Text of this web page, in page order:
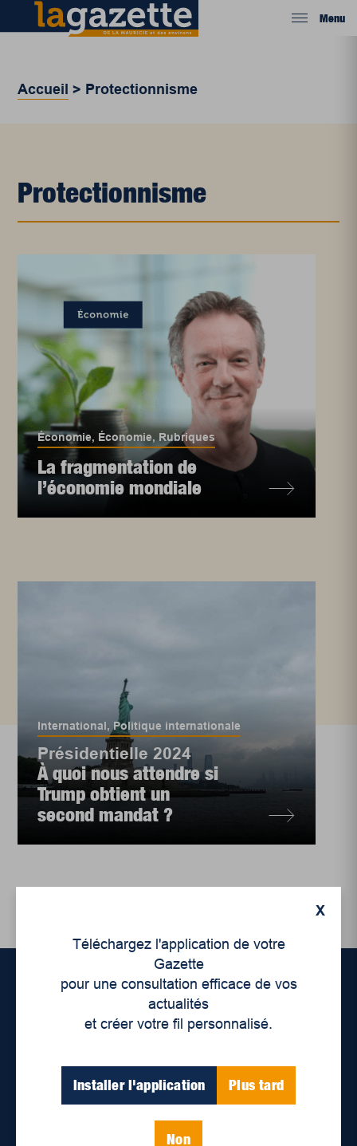
Menu
Accueil > Protectionnisme
Protectionnisme
Économie, Économie, Rubriques
La fragmentation de
l’économie mondiale
International,Politique internationale
Présidentielle 2024
À quoi nous attendre si
Trump obtient un
second mandat ?
X
Téléchargez l'application de votre
Gazette
pour une consultation efficace de vos
actualités
et créer votre fil personnalisé.
Installer l'application Plus tard
Non
Déontologie et confidentialité